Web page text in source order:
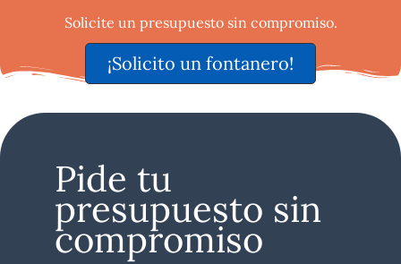
Solicite un presupuesto sin compromiso.
¡Solicito un fontanero!
Pide tu
presupuesto sin
compromiso